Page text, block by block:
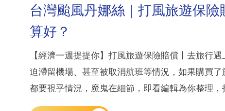
台灣颱風丹娜絲｜打風旅遊保
算好？
【經濟一週提提你】打風旅遊保險賠償丨去旅行
迫滯留機場、甚至被取消航班等情況，如果購買
都要視乎情況，魔鬼在細節，即看編輯為你整理，